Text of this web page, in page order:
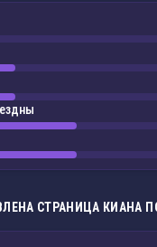
СТРАНИЦА КИАНА